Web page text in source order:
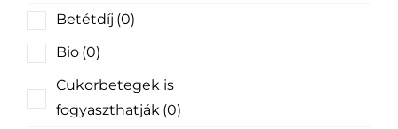
Betétdíj (0)
Bio (0)
Cukorbetegek is
fogyaszthatják (0)